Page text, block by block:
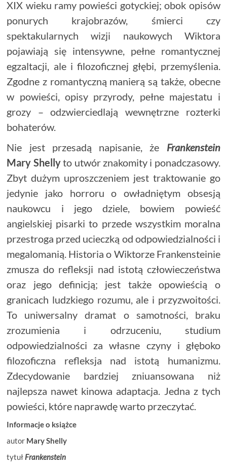
XIX wieku ramy powieści gotyckiej; obok opisów
ponurych krajobrazów, śmierci czy
spektakularnych wizji naukowych Wiktora
pojawiają się intensywne, pełne romantycznej
egzaltacji, ale i filozoficznej głębi, przemyślenia.
Zgodne z romantyczną manierą są także, obecne
w powieści, opisy przyrody, pełne majestatu i
grozy – odzwierciedlają wewnętrzne rozterki
bohaterów.
Nie jest przesadą napisanie, że Frankenstein
Mary Shellyto utwór znakomity i ponadczasowy.
Zbyt dużym uproszczeniem jest traktowanie go
jedynie jako horroru o owładniętym obsesją
naukowcu i jego dziele, bowiem powieść
angielskiej pisarki to przede wszystkim moralna
przestroga przed ucieczką od odpowiedzialności i
megalomanią. Historia o Wiktorze Frankensteinie
zmusza do refleksji nad istotą człowieczeństwa
oraz jego definicją; jest także opowieścią o
granicach ludzkiego rozumu, ale i przyzwoitości.
To uniwersalny dramat o samotności, braku
zrozumienia i odrzuceniu, studium
odpowiedzialności za własne czyny i głęboko
filozoficzna refleksja nad istotą humanizmu.
Zdecydowanie bardziej zniuansowana niż
najlepsza nawet kinowa adaptacja. Jedna z tych
powieści, które naprawdę warto przeczytać.
Informacje o książce
autor Mary Shelly
tytułFrankenstein